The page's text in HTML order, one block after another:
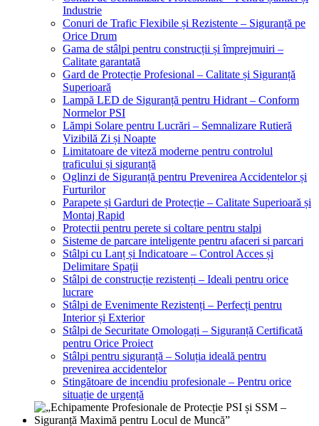
Industrie
Conuri de Trafic Flexibile și Rezistente – Siguranță pe
Orice Drum
Gama de stâlpi pentru construcții și împrejmuiri –
Calitate garantată
Gard de Protecție Profesional – Calitate și Siguranță
Superioară
Lampă LED de Siguranță pentru Hidrant – Conform
Normelor PSI
Lămpi Solare pentru Lucrări – Semnalizare Rutieră
Vizibilă Zi și Noapte
Limitatoare de viteză moderne pentru controlul
traficului și siguranță
Oglinzi de Siguranță pentru Prevenirea Accidentelor și
Furturilor
Parapete și Garduri de Protecție – Calitate Superioară și
Montaj Rapid
Protectii pentru perete si coltare pentru stalpi
Sisteme de parcare inteligente pentru afaceri si parcari
Stâlpi cu Lanț și Indicatoare – Control Acces și
Delimitare Spații
Stâlpi de construcție rezistenți – Ideali pentru orice
lucrare
Stâlpi de Evenimente Rezistenți – Perfecți pentru
Interior și Exterior
Stâlpi de Securitate Omologați – Siguranță Certificată
pentru Orice Proiect
Stâlpi pentru siguranță – Soluția ideală pentru
prevenirea accidentelor
Stingătoare de incendiu profesionale – Pentru orice
situație de urgență